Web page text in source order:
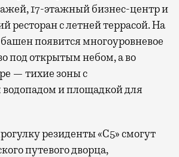
17-этажный бизнес-центр и
ресторан с летней террасой. На
появится многоуровневое
под открытым небом, а во
— тихие зоны с
водопадом и площадкой для
резиденты «С5» смогут
путевого дворца,